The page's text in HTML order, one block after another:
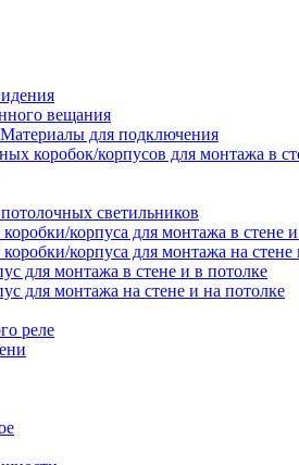
вещания
Материалы для подключения
коробок/корпусов для монтажа в
светильников
корпуса для монтажа в стене
корпуса для монтажа на стене
для монтажа в стене и в потолке
для монтажа на стене и на потолке
реле